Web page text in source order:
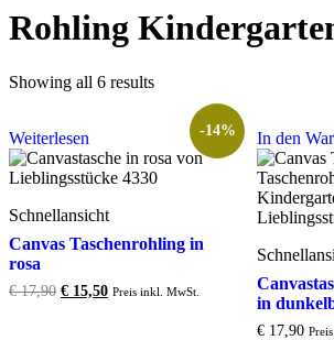
Rohling
Showing all 6 resultsSorted
popularity
Weiterlesen
-14%
Schnellansicht
Canvas Taschenrohling in
rosa
€17,90 Original
€ 15,50Current
Preis inkl. MwSt.
In den
in
€17,90